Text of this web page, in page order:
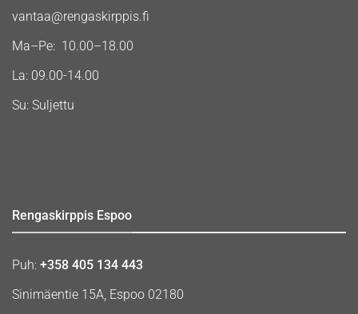
vantaa@rengaskirppis.fi
Ma–Pe: 10.00–18.00
La: 09.00-14.00
Su: Suljettu
Rengaskirppis Espoo
Puh: +358 405 134 443
Sinimäentie 15A, Espoo 02180